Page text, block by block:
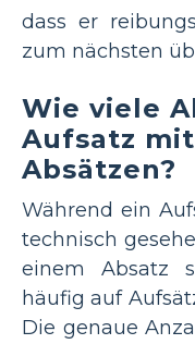
dass er
zum nächsten
Wie viele
Aufsatz
Absätzen?
Während ein
technisch
einem Absatz
häufig auf
Die genaue